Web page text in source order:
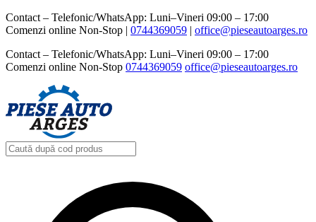
Contact – Telefonic/WhatsApp: Luni–Vineri 09:00 – 17:00
Comenzi online Non-Stop | 0744369059‬ | office@pieseautoarges.ro
Contact – Telefonic/WhatsApp: Luni–Vineri 09:00 – 17:00
Comenzi online Non-Stop 0744369059‬ office@pieseautoarges.ro